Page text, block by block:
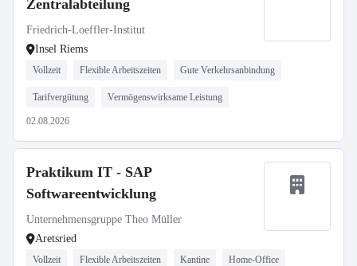
Zentralabteilung
Friedrich-Loeffler-Institut
Insel Riems
Vollzeit Flexible Arbeitszeiten Gute Verkehrsanbindung
Tarifvergütung Vermögenswirksame Leistung
02.08.2026
Praktikum IT - SAP
Softwareentwicklung
Unternehmensgruppe Theo Müller
Aretsried
Vollzeit Flexible Arbeitszeiten Kantine Home-Office